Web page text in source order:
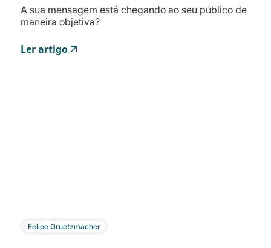
A sua mensagem está chegando ao seu público de
maneira objetiva?
Ler artigo
Felipe Gruetzmacher